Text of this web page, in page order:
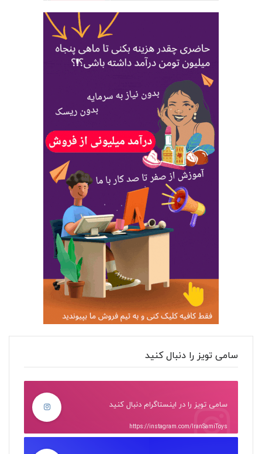
سامی تویز را دنبال کنید
سامی تویز را در اینستاگرام دنبال کنید
https://instagram.com/IranSamiToys